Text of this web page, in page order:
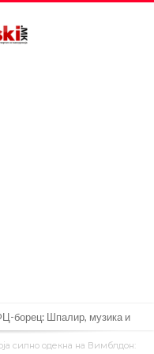
борец: Шпалир, музика и
фудбалери, а уште 12 се
силно одекна на Вимблдон: